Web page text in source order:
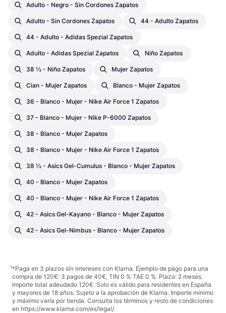
Adulto - Negro - Sin Cordones Zapatos
Adulto - Sin Cordones Zapatos 44 - Adulto Zapatos
44 - Adulto - Adidas Spezial Zapatos
Adulto - Adidas Spezial Zapatos Niño Zapatos
38 ½ - Niño Zapatos Mujer Zapatos
Cian - Mujer Zapatos Blanco - Mujer Zapatos
36 - Blanco - Mujer - Nike Air Force 1 Zapatos
37 - Blanco - Mujer - Nike P-6000 Zapatos
38 - Blanco - Mujer Zapatos
38 - Blanco - Mujer - Nike Air Force 1 Zapatos
38 ½ - Asics Gel-Cumulus - Blanco - Mujer Zapatos
40 - Blanco - Mujer Zapatos
40 - Blanco - Mujer - Nike Air Force 1 Zapatos
42 - Asics Gel-Kayano - Blanco - Mujer Zapatos
42 - Asics Gel-Nimbus - Blanco - Mujer Zapatos
¹*Paga en 3 plazos sin intereses con Klarna. Ejemplo de pago para una
compra de 120€: 3 pagos de 40€, TIN 0 % TAE 0 %. Plazo: 2 meses.
Importe total adeudado 120€. Solo es válido para residentes en España
y mayores de 18 años. Sujeto a la aprobación de Klarna. Importe mínimo
y máximo varía por tienda. Consulta los términos y resto de condiciones
en https://www.klarna.com/es/legal/.